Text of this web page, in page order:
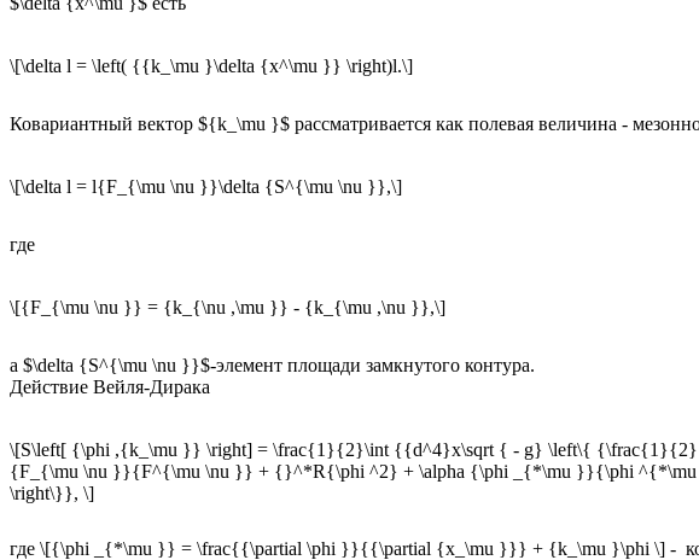
\[\delta l = \left( {{k_\mu }\delta {x^\mu }} \right)l.\]
Ковариантный вектор ${k_\mu }$ рассматривается как полевая величина -
\[\delta l = l{F_{\mu \nu }}\delta {S^{\mu \nu }},\]
где
\[{F_{\mu \nu }} = {k_{\nu ,\mu }} - {k_{\mu ,\nu }},\]
а $\delta {S^{\mu \nu }}$-элемент площади замкнутого контура.
Действие Вейля-Дирака
\[S\left[ {\phi ,{k_\mu }} \right] = \frac{1}{2}\int {{d^4}x\sqrt { - g} \left\{ {\frac{1}{2}
{F_{\mu \nu }}{F^{\mu \nu }} + {}^*R{\phi ^2} + \alpha {\phi _{*\mu }}{\phi
\right\}}, \]
где \[{\phi _{*\mu }} = \frac{{\partial \phi }}{{\partial {x_\mu }}} + {k_\mu }\phi \] -